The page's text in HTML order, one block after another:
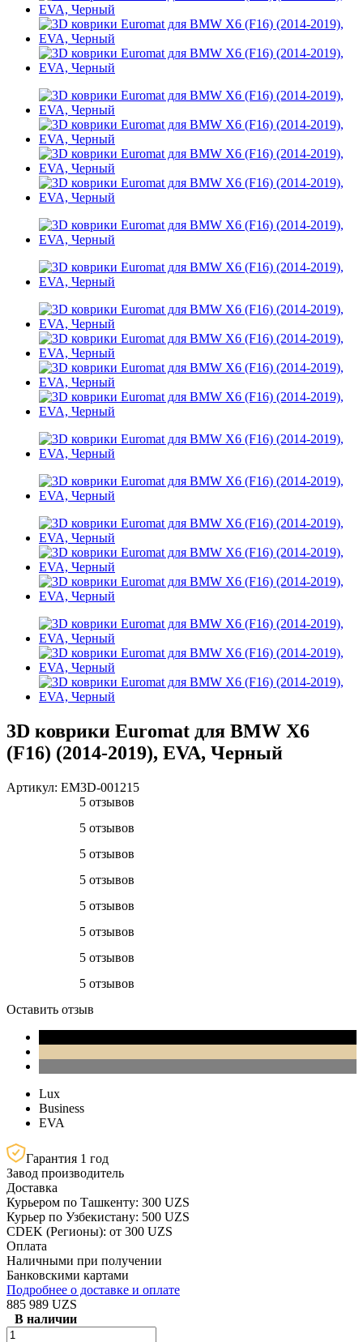
3D коврики Euromat для BMW X6
(F16) (2014-2019), EVA, Черный
Артикул: EM3D-001215
5 отзывов
5 отзывов
5 отзывов
5 отзывов
5 отзывов
5 отзывов
5 отзывов
5 отзывов
Оставить отзыв
Lux
Business
EVA
Гарантия 1 год
Завод производитель
Доставка
Курьером по Ташкенту: 300 UZS
Курьер по Узбекистану: 500 UZS
CDEK (Регионы): от 300 UZS
Оплата
Наличными при получении
Банковскими картами
Подробнее о доставке и оплате
885 989 UZS
В наличии